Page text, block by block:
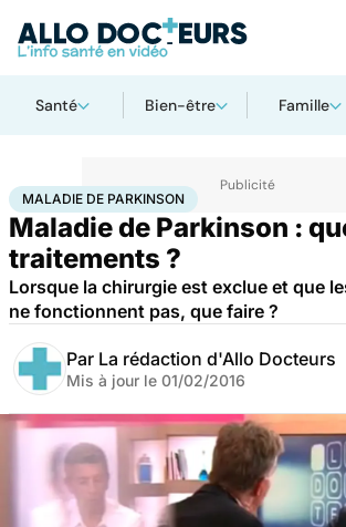
Santé Bien-être Famille
AccueilSantéMaladiesMaladie de Parkinson
MALADIE DE PARKINSON
Maladie de Parkinson :
traitements ?
Lorsque la chirurgie est exclue et que
ne fonctionnent pas, que faire ?
Par La rédaction d'Allo Docteurs
Mis à jour le 01/02/2016